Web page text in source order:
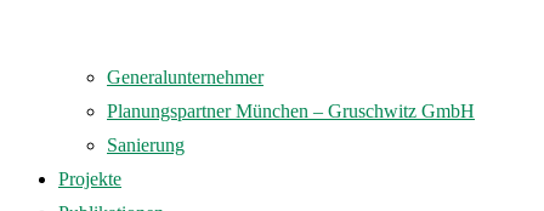
Generalunternehmer
Planungspartner München – Gruschwitz GmbH
Sanierung
Projekte